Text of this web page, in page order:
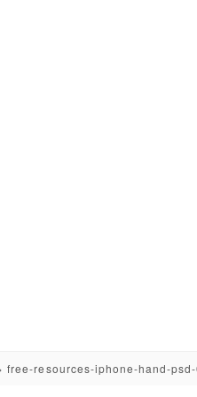
free-resources-iphone-hand-psd-